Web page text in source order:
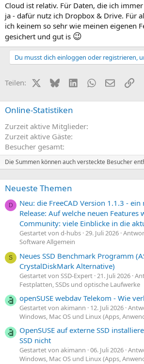
Cloud ist relativ. Für Daten, die ich
ja - dafür nutz ich Dropbox & Drive. Für
ich keinem so sehr wie meinen eigenen
gesichert und gut is 😉
Du musst dich einloggen oder registrieren,
Teilen: X (Twitter)
BlueskyLinkedInWhatsApp
E-MailLink
Online-Statistiken
Zurzeit aktive Mitglieder
Zurzeit aktive Gäste
Besucher gesamt
Die Summen können auch versteckte Besucher
Neueste Themen
D
Neu: die FreeCAD Version 1.1.3 -
Release: Auf welche neuen Features
Community: viele Einblicke in die
Gestartet von d-hubs 29. Juli 2026
Software Allgemein
S
Neues SSD Benchmark Programm
CrystalDiskMark Alternative)
Gestartet von SSD-Expert 21. Juli 2026
Festplatten, SSDs und optische Laufwerke
openSUSE webdav Telekom - Wie
Gestartet von akimann 12. Juli 2026
Windows, Mac OS und Linux (Apps,
OpenSUSE auf externe SSD
SSD nicht
Gestartet von akimann 06. Juli 2026
Windows, Mac OS und Linux (Apps,